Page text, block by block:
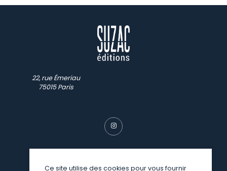
22, rue Émeriau
75015 Paris
Ce site utilise des cookies pour vous fournir